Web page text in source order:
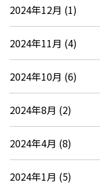
2024年12月 (1)
2024年11月 (4)
2024年10月 (6)
2024年8月 (2)
2024年4月 (8)
2024年1月 (5)